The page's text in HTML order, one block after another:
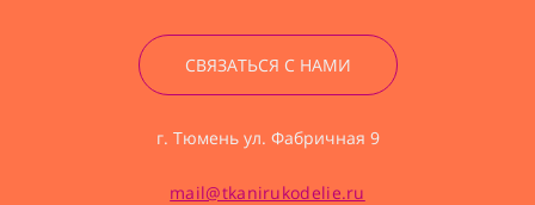
СВЯЗАТЬСЯ С НАМИ
г. Тюмень ул. Фабричная 9
mail@tkanirukodelie.ru